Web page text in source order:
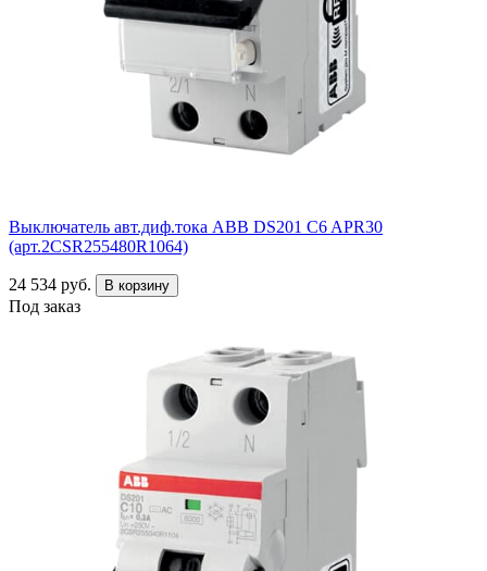
Выключатель авт.диф.тока ABB DS201 C6 APR30
(арт.2CSR255480R1064)
24 534 руб. В корзину
Под заказ